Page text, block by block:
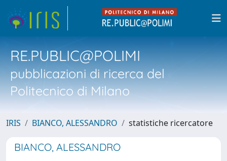
RE.PUBLIC@POLIMI
pubblicazioni di ricerca del
Politecnico di Milano
IRIS BIANCO, ALESSANDRO statistiche ricercatore
BIANCO, ALESSANDRO